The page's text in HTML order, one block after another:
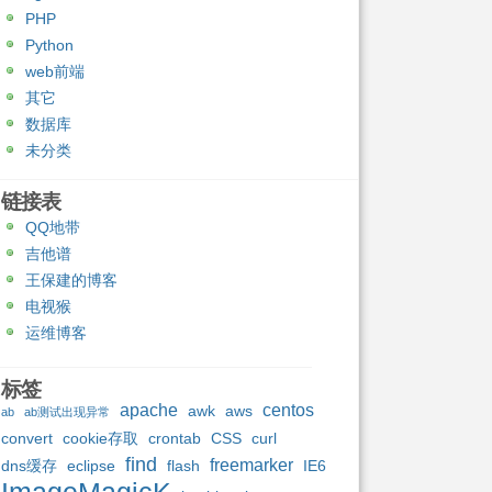
PHP
Python
web前端
其它
数据库
未分类
链接表
QQ地带
吉他谱
王保建的博客
电视猴
运维博客
标签
ab ab测试出现异常 apache awk aws centos
convert cookie存取 crontab CSS curl
dns缓存 eclipse find flash freemarker IE6